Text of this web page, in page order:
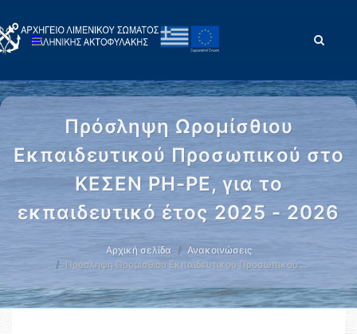
Πρόσληψη Ωρομίσθιου
Εκπαιδευτικού Προσωπικού στο
ΚΕΣΕΝ ΡΗ-ΡΕ, για το
εκπαιδευτικό έτος 2025 - 2026
Αρχική σελίδα
Ανακοινώσεις
Πρόσληψη Ωρομίσθιου Εκπαιδευτικού Προσωπικού …